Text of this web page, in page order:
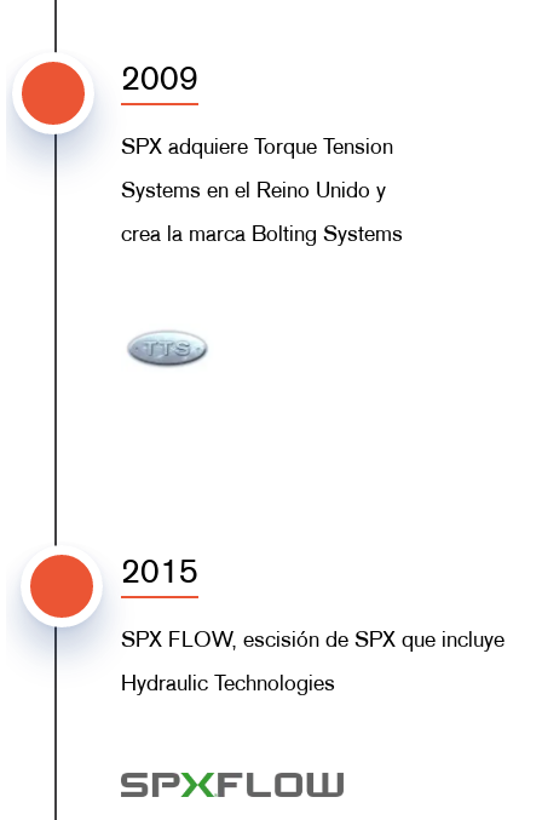
2009
SPX adquiere Torque Tension
Systems en el Reino Unido y
crea la marca Bolting Systems
2015
SPX FLOW, escisión de SPX que incluye
Hydraulic Technologies